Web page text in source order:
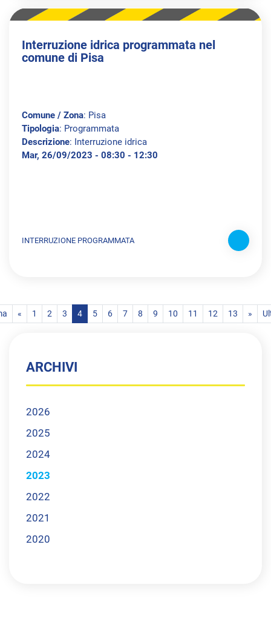
Interruzione idrica programmata nel
comune di Pisa
Comune / Zona: Pisa
Tipologia: Programmata
Descrizione: Interruzione idrica
Mar, 26/09/2023 - 08:30 - 12:30
INTERRUZIONE PROGRAMMATA
« 1 2 3 4 5 6 7 8 9 10 11 12 13 »
ARCHIVI
2026
2025
2024
2023
2022
2021
2020